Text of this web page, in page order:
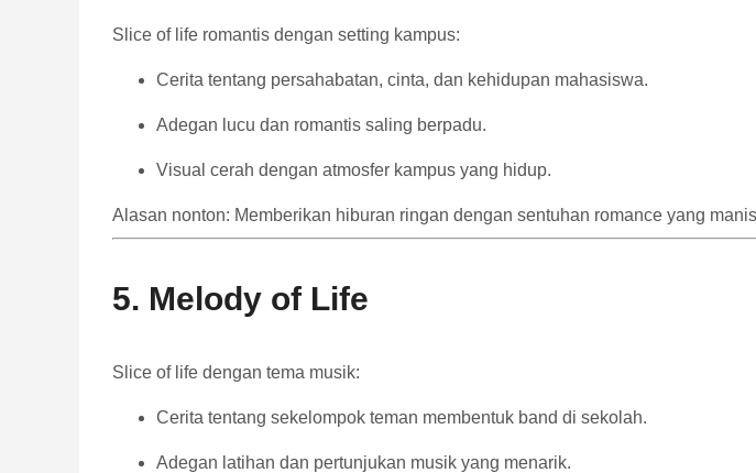
Slice of life romantis dengan setting kampus:
Cerita tentang persahabatan, cinta, dan kehidupan mahasiswa.
Adegan lucu dan romantis saling berpadu.
Visual cerah dengan atmosfer kampus yang hidup.
Alasan nonton: Memberikan hiburan ringan dengan sentuhan romance yang
5. Melody of Life
Slice of life dengan tema musik:
Cerita tentang sekelompok teman membentuk band di sekolah.
Adegan latihan dan pertunjukan musik yang menarik.